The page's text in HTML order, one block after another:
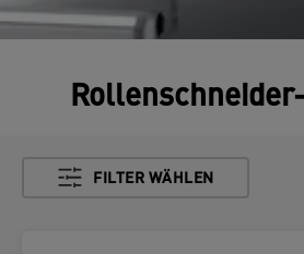
FILTER WÄHLEN